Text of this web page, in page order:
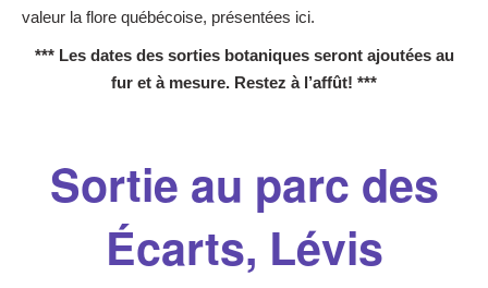
valeur la flore québécoise, présentées ici.
*** Les dates des sorties botaniques seront ajoutées au
fur et à mesure. Restez à l’affût! ***
Sortie au parc des
Écarts, Lévis